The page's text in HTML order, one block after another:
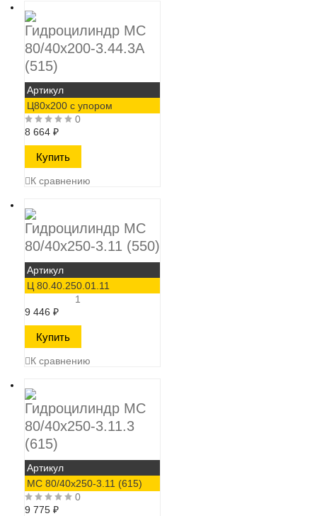
Гидроцилиндр МС
80/40х200-3.44.3А
(515)
Артикул
Ц80х200 с упором
0
8 664 ₽
К сравнению
Гидроцилиндр МС
80/40х250-3.11 (550)
Артикул
Ц 80.40.250.01.11
1
9 446 ₽
К сравнению
Гидроцилиндр МС
80/40х250-3.11.3
(615)
Артикул
МС 80/40х250-3.11 (615)
0
9 775 ₽